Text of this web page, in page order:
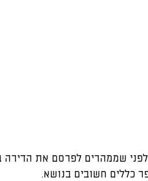
שממהרים לפרסם את הדירה
כללים חשובים בנושא.